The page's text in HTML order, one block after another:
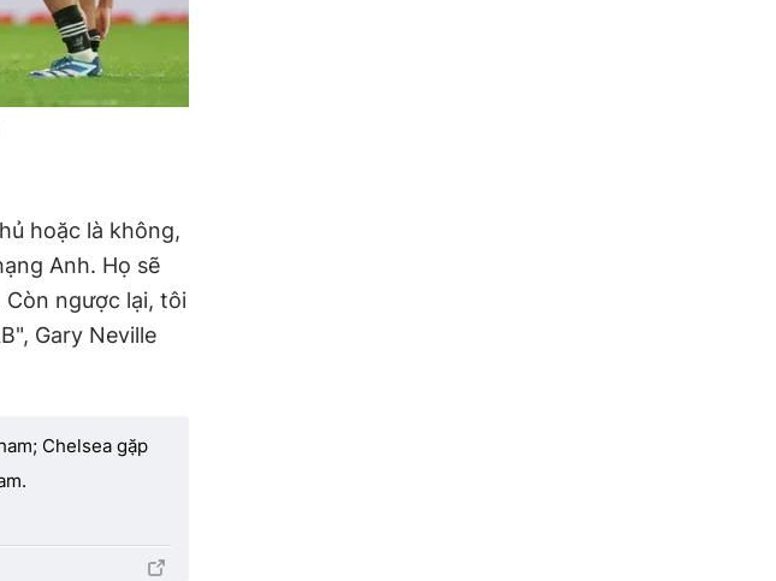
hoặc là không,
Anh. Họ sẽ
ngược lại, tôi
Gary Neville
Chelsea gặp